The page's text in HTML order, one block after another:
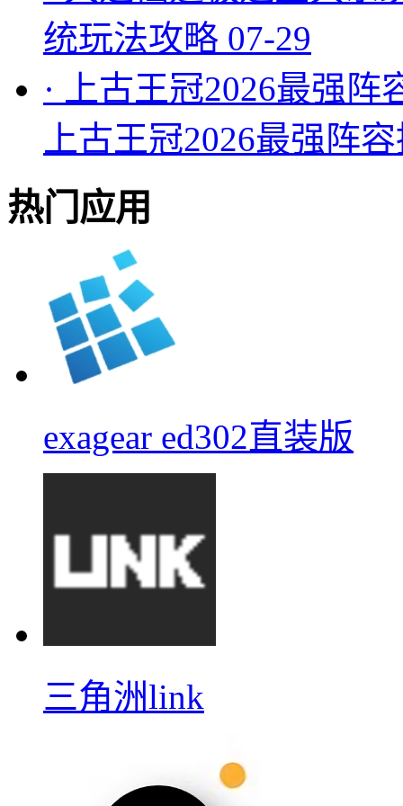
统玩法攻略 07-29
·
上古王冠2026最强
上古王冠2026最强阵
热门应用
exagear ed302直装版
三角洲link